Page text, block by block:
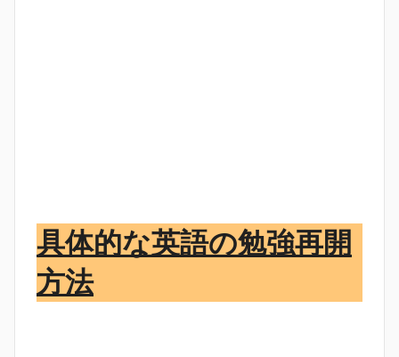
具体的な英語の勉強再開
方法